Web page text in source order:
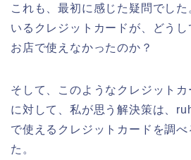
これも、最初に感じた疑問でし
いるクレジットカードが、どう
お店で使えなかったのか？
そして、このようなクレジット
に対して、私が思う解決策は、
で使えるクレジットカードを調
た。